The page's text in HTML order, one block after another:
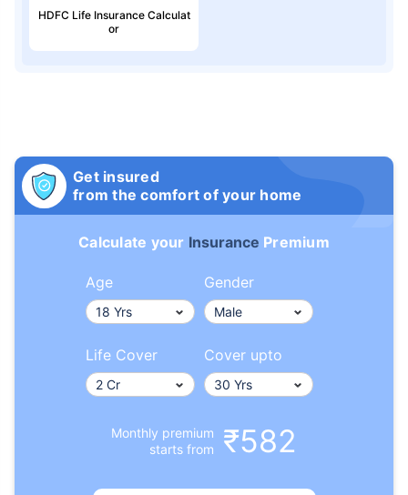
HDFC Life Insurance Calculat
or
Get insured
from the comfort of your home
Calculate your Insurance Premium
Age Gender
Life Cover Cover upto
Monthly premium
starts from
₹582